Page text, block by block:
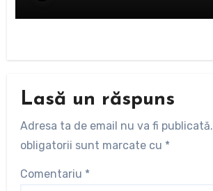
Lasă un răspuns
Adresa ta de email nu va fi publicată.
obligatorii sunt marcate cu *
Comentariu *